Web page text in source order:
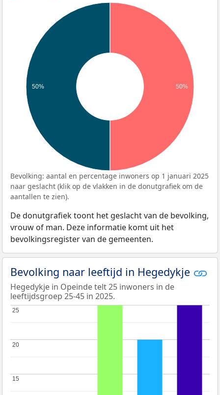
50% 50%
Bevolking: aantal en percentage inwoners op 1 januari 2025
naar geslacht (klik op de vlakken in de donutgrafiek om de
aantallen te zien).
De donutgrafiek toont het geslacht van de bevolking,
vrouw of man. Deze informatie komt uit het
bevolkingsregister van de gemeenten.
Bevolking naar leeftijd in Hegedykje
Hegedykje in Opeinde telt 25 inwoners in de
leeftijdsgroep 25-45 in 2025.
15
15
20
20
25
25